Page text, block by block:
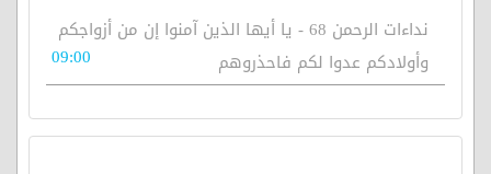
نداءات الرحمن 68 - يا أيها الذين آمنوا إن من أزواجكم
وأولادكم عدوا لكم فاحذروهم
09:00